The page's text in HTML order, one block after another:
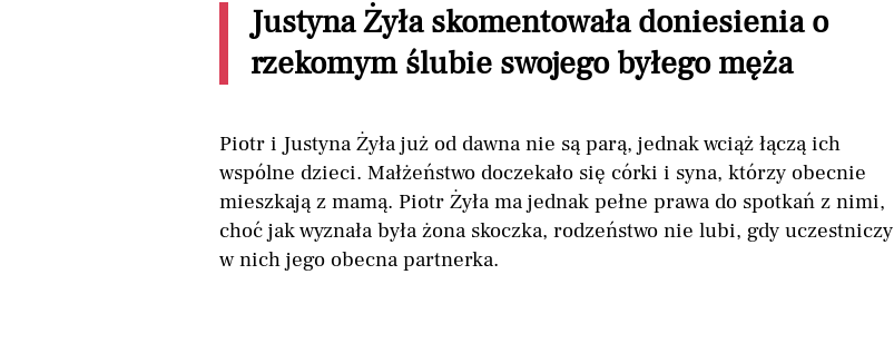
Justyna Żyła skomentowała doniesienia o
rzekomym ślubie swojego byłego męża
Piotr i Justyna Żyła już od dawna nie są parą, jednak wciąż łączą ich
wspólne dzieci. Małżeństwo doczekało się córki i syna, którzy obecnie
mieszkają z mamą. Piotr Żyła ma jednak pełne prawa do spotkań z nimi,
choć jak wyznała była żona skoczka, rodzeństwo nie lubi, gdy uczestniczy
w nich jego obecna partnerka.